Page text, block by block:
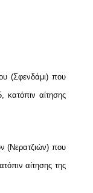
(Σφενδάμι) που
κατόπιν αίτησης
(Νερατζιών) που
αίτησης της